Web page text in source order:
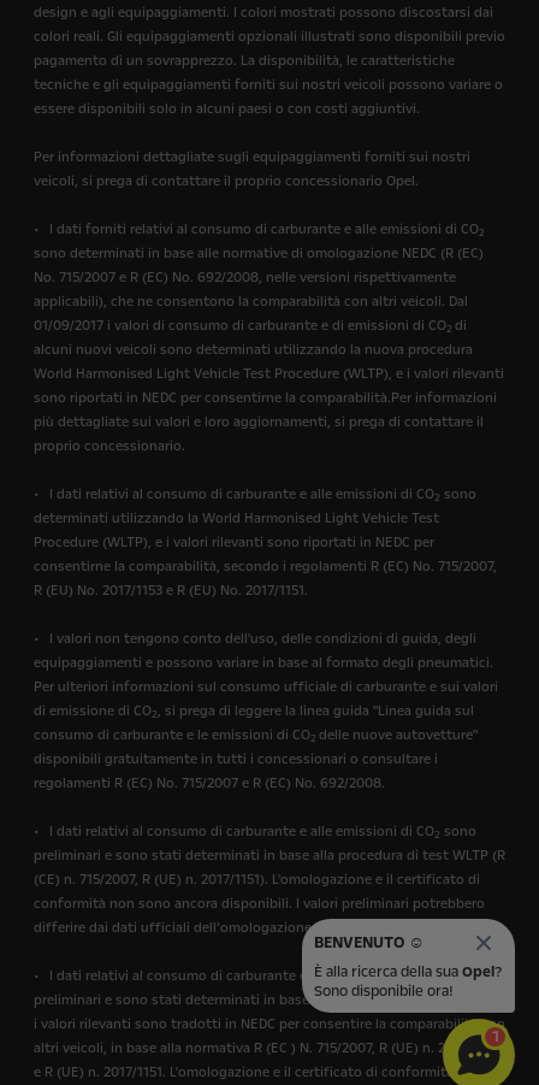
design e agli equipaggiamenti. I colori mostrati possono discostarsi dai
colori reali. Gli equipaggiamenti opzionali illustrati sono disponibili previo
pagamento di un sovrapprezzo. La disponibilità, le caratteristiche
tecniche e gli equipaggiamenti forniti sui nostri veicoli possono variare o
essere disponibili solo in alcuni paesi o con costi aggiuntivi.
Per informazioni dettagliate sugli equipaggiamenti forniti sui nostri
veicoli, si prega di contattare il proprio concessionario Opel.
• I dati forniti relativi al consumo di carburante e alle emissioni di CO2
sono determinati in base alle normative di omologazione NEDC (R (EC)
No. 715/2007 e R (EC) No. 692/2008, nelle versioni rispettivamente
applicabili), che ne consentono la comparabilità con altri veicoli. Dal
01/09/2017 i valori di consumo di carburante e di emissioni di CO2 di
alcuni nuovi veicoli sono determinati utilizzando la nuova procedura
World Harmonised Light Vehicle Test Procedure (WLTP), e i valori rilevanti
sono riportati in NEDC per consentirne la comparabilità.Per informazioni
più dettagliate sui valori e loro aggiornamenti, si prega di contattare il
proprio concessionario.
• I dati relativi al consumo di carburante e alle emissioni di CO2 sono
determinati utilizzando la World Harmonised Light Vehicle Test
Procedure (WLTP), e i valori rilevanti sono riportati in NEDC per
consentirne la comparabilità, secondo i regolamenti R (EC) No. 715/2007,
R (EU) No. 2017/1153 e R (EU) No. 2017/1151.
• I valori non tengono conto dell'uso, delle condizioni di guida, degli
equipaggiamenti e possono variare in base al formato degli pneumatici.
Per ulteriori informazioni sul consumo ufficiale di carburante e sui valori
di emissione di CO2, si prega di leggere la linea guida "Linea guida sul
consumo di carburante e le emissioni di CO2 delle nuove autovetture"
disponibili gratuitamente in tutti i concessionari o consultare i
regolamenti R (EC) No. 715/2007 e R (EC) No. 692/2008.
• I dati relativi al consumo di carburante e alle emissioni di CO2 sono
preliminari e sono stati determinati in base alla procedura di test WLTP (R
(CE) n. 715/2007, R (UE) n. 2017/1151). L'omologazione e il certificato di
conformità non sono ancora disponibili. I valori preliminari potrebbero
differire dai dati ufficiali dell’omologazione finale.
• I dati relativi al consumo di carburante e alle emissioni di CO 2sono
preliminari e sono stati determinati in base alla procedura di test WLTP e
i valori rilevanti sono tradotti in NEDC per consentire la comparabilità con
altri veicoli, in base alla normativa R (EC ) N. 715/2007, R (UE) n. 2017/1153
e R (UE) n. 2017/1151. L'omologazione e il certificato di conformità non
1
BENVENUTO ☺️
È alla ricerca della suaOpel?
Sono disponibile ora!